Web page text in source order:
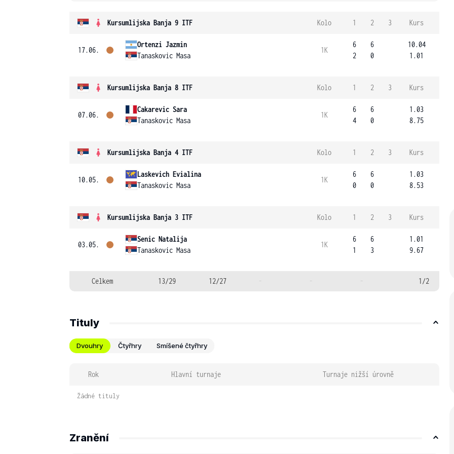
Kursumlijska Banja 9 ITF Kolo 1 2 3 Kurs
17.06.
Ortenzi Jazmin
Tanaskovic Masa
1K
6
2
6
0
10.04
1.01
Kursumlijska Banja 8 ITF Kolo 1 2 3 Kurs
07.06.
Cakarevic Sara
Tanaskovic Masa
1K
6
4
6
0
1.03
8.75
Kursumlijska Banja 4 ITF Kolo 1 2 3 Kurs
10.05.
Laskevich Evialina
Tanaskovic Masa
1K
6
0
6
0
1.03
8.53
Kursumlijska Banja 3 ITF Kolo 1 2 3 Kurs
03.05.
Senic Natalija
Tanaskovic Masa
1K
6
1
6
3
1.01
9.67
Celkem 13/29 12/27 - - - 1/2
Tituly
Dvouhry Čtyřhry Smíšené čtyřhry
Rok Hlavní turnaje Turnaje nižší úrovně
Žádné tituly
Zranění